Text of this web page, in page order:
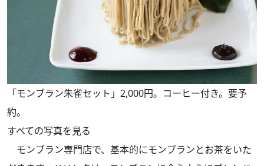
「モンブラン朱雀セット」2,000円。コーヒー付き。要予
約。
すべての写真を見る
モンブラン専門店で、基本的にモンブランとお茶をいた